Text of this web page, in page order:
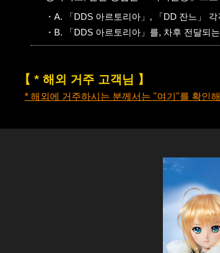
A. 「DDS 아르토리아」, 「DD 잔느」
B. 「DDS 아르토리아」를, 차후 전달되
【 * 해외 거주 고객님 】
* 해외에 거주하시는 분께서는 "여기"를 확인